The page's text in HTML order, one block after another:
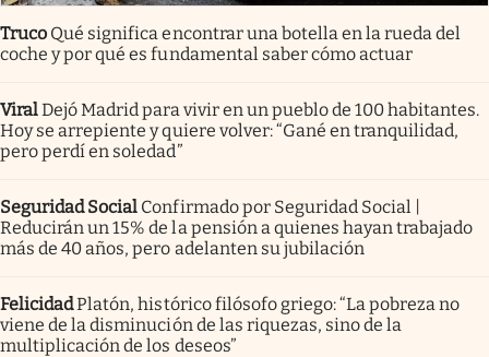
Truco Qué significa encontrar una botella en la rueda del
coche y por qué es fundamental saber cómo actuar
ViralDejó Madrid para vivir en un pueblo de 100 habitantes.
Hoy se arrepiente y quiere volver: “Gané en tranquilidad,
pero perdí en soledad”
Seguridad Social Confirmado por Seguridad Social |
Reducirán un 15% de la pensión a quienes hayan trabajado
más de 40 años, pero adelanten su jubilación
FelicidadPlatón, histórico filósofo griego: “La pobreza no
viene de la disminución de las riquezas, sino de la
multiplicación de los deseos”